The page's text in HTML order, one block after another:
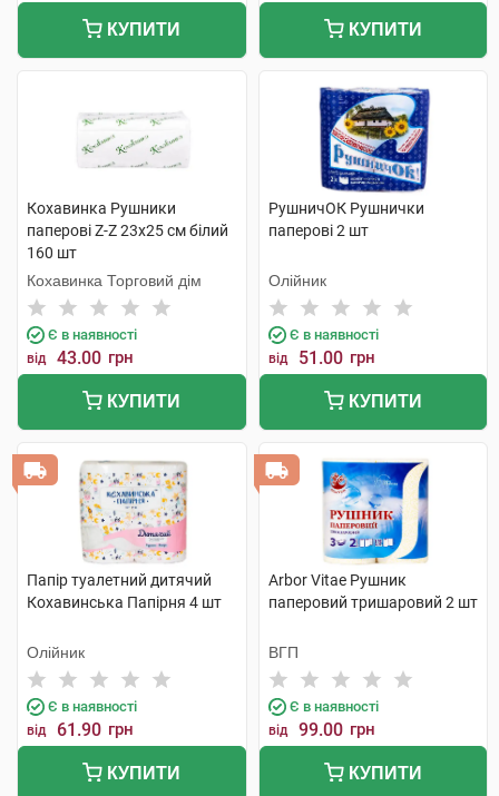
КУПИТИ КУПИТИ
Кохавинка Рушники
паперові Z-Z 23х25 см білий
160 шт
Кохавинка Торговий дім
Є в наявності
від 43.00 грн
КУПИТИ
РушничОК Рушнички
паперові 2 шт
Олійник
Є в наявності
від 51.00 грн
КУПИТИ
Папір туалетний дитячий
Кохавинська Папірня 4 шт
Олійник
Є в наявності
від 61.90 грн
КУПИТИ
Arbor Vitae Рушник
паперовий тришаровий 2 шт
ВГП
Є в наявності
від 99.00 грн
КУПИТИ